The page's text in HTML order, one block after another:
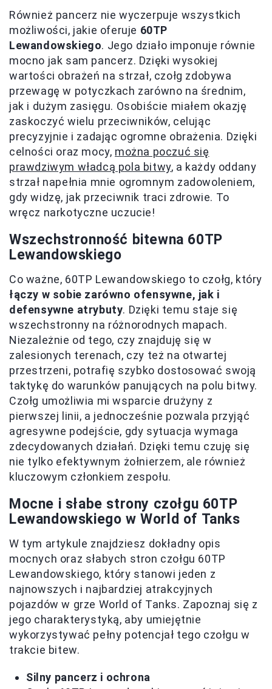
Również pancerz nie wyczerpuje wszystkich
możliwości, jakie oferuje 60TP
Lewandowskiego. Jego działo imponuje równie
mocno jak sam pancerz. Dzięki wysokiej
wartości obrażeń na strzał, czołg zdobywa
przewagę w potyczkach zarówno na średnim,
jak i dużym zasięgu. Osobiście miałem okazję
zaskoczyć wielu przeciwników, celując
precyzyjnie i zadając ogromne obrażenia. Dzięki
celności oraz mocy, można poczuć się
prawdziwym władcą pola bitwy, a każdy oddany
strzał napełnia mnie ogromnym zadowoleniem,
gdy widzę, jak przeciwnik traci zdrowie. To
wręcz narkotyczne uczucie!
Wszechstronność bitewna 60TP
Lewandowskiego
Co ważne, 60TP Lewandowskiego to czołg, który
łączy w sobie zarówno ofensywne, jak i
defensywne atrybuty. Dzięki temu staje się
wszechstronny na różnorodnych mapach.
Niezależnie od tego, czy znajduję się w
zalesionych terenach, czy też na otwartej
przestrzeni, potrafię szybko dostosować swoją
taktykę do warunków panujących na polu bitwy.
Czołg umożliwia mi wsparcie drużyny z
pierwszej linii, a jednocześnie pozwala przyjąć
agresywne podejście, gdy sytuacja wymaga
zdecydowanych działań. Dzięki temu czuję się
nie tylko efektywnym żołnierzem, ale również
kluczowym członkiem zespołu.
Mocne i słabe strony czołgu 60TP
Lewandowskiego w World of Tanks
W tym artykule znajdziesz dokładny opis
mocnych oraz słabych stron czołgu 60TP
Lewandowskiego, który stanowi jeden z
najnowszych i najbardziej atrakcyjnych
pojazdów w grze World of Tanks. Zapoznaj się z
jego charakterystyką, aby umiejętnie
wykorzystywać pełny potencjał tego czołgu w
trakcie bitew.
Silny pancerz i ochrona